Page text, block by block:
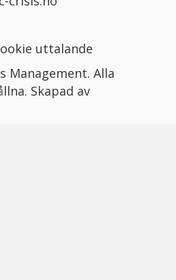
Management. Alla
Skapad av
uttalande